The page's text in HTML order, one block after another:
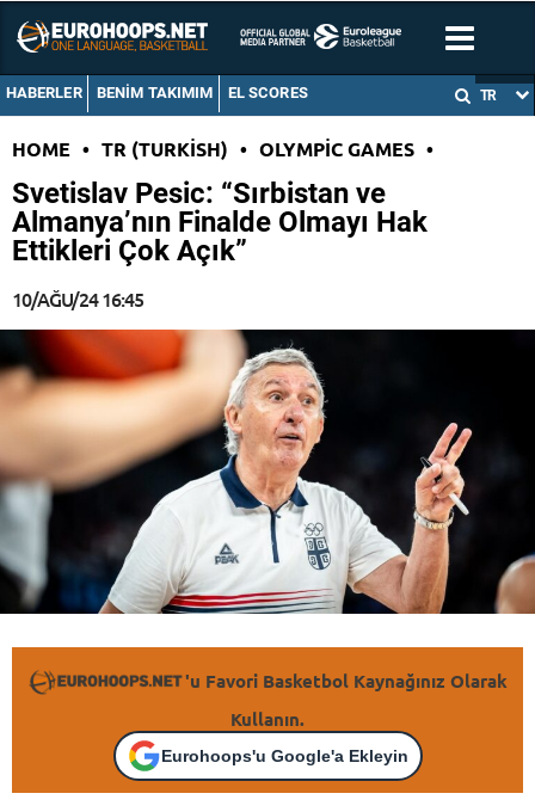
HABERLER BENIM TAKIMIM EL SCORES TR
HOME • TR (TURKISH) • OLYMPIC GAMES •
Svetislav Pesic: “Sırbistan ve
Almanya’nın Finalde Olmayı Hak
Ettikleri Çok Açık”
10/AĞU/24 16:45
'u Favori Basketbol Kaynağınız Olarak
Kullanın.
Eurohoops'u Google'a Ekleyin